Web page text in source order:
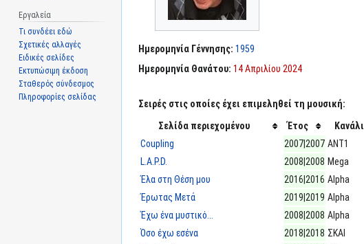
Ημερομηνία Γέννησης: 1959
Ημερομηνία Θανάτου: 14 Απριλίου 2024
Σειρές στις οποίες έχει επιμεληθεί τη μουσική:
Σελίδα περιεχομένου
Έτος
Κανάλι
Coupling
2007|2007 ΑΝΤ1
L.A.P.D.
2008|2008 Mega
Έλα στη Θέση μου
2016|2016 Alpha
Έρωτας Μετά
2019|2019 Alpha
Έχω ένα μυστικό...
2008|2008 Alpha
Όσο έχω εσένα
2018|2018 ΣΚΑΙ
Εργαλεία
Τι συνδέει εδώ
Σχετικές αλλαγές
Ειδικές σελίδες
Εκτυπώσιμη έκδοση
Σταθερός σύνδεσμος
Πληροφορίες σελίδας